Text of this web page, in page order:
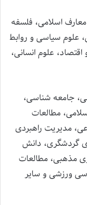
اسلامی، فلسفه
علوم سیاسی و روابط
علوم انسانی،
جامعه ‌شناسی،
مطالعات
مدیریت راهبردی
گردشگری، دانش
مذهبی، مطالعات
ورزشی و سایر